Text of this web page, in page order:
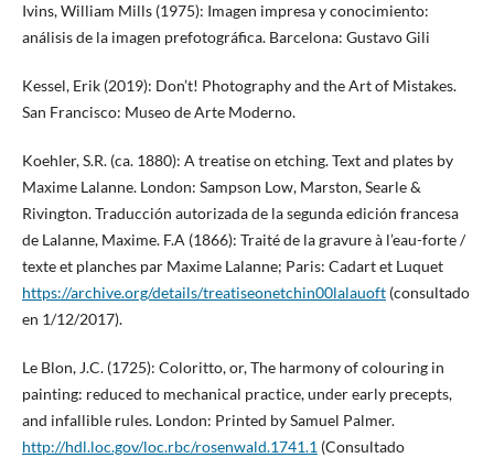
Ivins, William Mills (1975): Imagen impresa y conocimiento:
análisis de la imagen prefotográfica. Barcelona: Gustavo Gili
Kessel, Erik (2019): Don’t! Photography and the Art of Mistakes.
San Francisco: Museo de Arte Moderno.
Koehler, S.R. (ca. 1880): A treatise on etching. Text and plates by
Maxime Lalanne. London: Sampson Low, Marston, Searle &
Rivington. Traducción autorizada de la segunda edición francesa
de Lalanne, Maxime. F.A (1866): Traité de la gravure à l’eau-forte /
texte et planches par Maxime Lalanne; Paris: Cadart et Luquet
https://archive.org/details/treatiseonetchin00lalauoft(consultado
en 1/12/2017).
Le Blon, J.C. (1725): Coloritto, or, The harmony of colouring in
painting: reduced to mechanical practice, under early precepts,
and infallible rules. London: Printed by Samuel Palmer.
http://hdl.loc.gov/loc.rbc/rosenwald.1741.1 (Consultado